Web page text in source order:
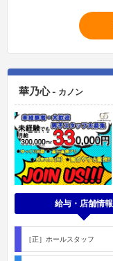
華乃心- カノン
給与・店舗情報
［正］ホールスタッフ